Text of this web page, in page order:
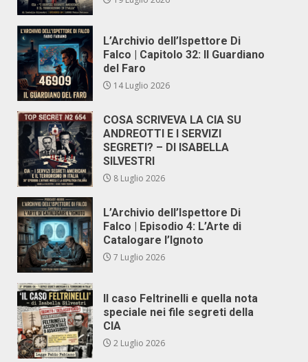
L’Archivio dell’Ispettore Di
Falco | Capitolo 32: Il Guardiano
del Faro
14 Luglio 2026
COSA SCRIVEVA LA CIA SU
ANDREOTTI E I SERVIZI
SEGRETI? – DI ISABELLA
SILVESTRI
8 Luglio 2026
L’Archivio dell’Ispettore Di
Falco | Episodio 4: L’Arte di
Catalogare l’Ignoto
7 Luglio 2026
Il caso Feltrinelli e quella nota
speciale nei file segreti della
CIA
2 Luglio 2026